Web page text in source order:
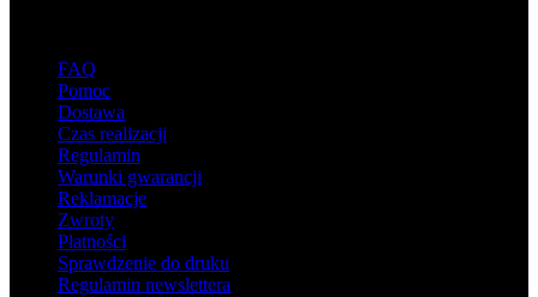
FAQ
Pomoc
Dostawa
Czas realizacji
Regulamin
Warunki gwarancji
Reklamacje
Zwroty
Płatności
Sprawdzenie do druku
Regulamin newslettera